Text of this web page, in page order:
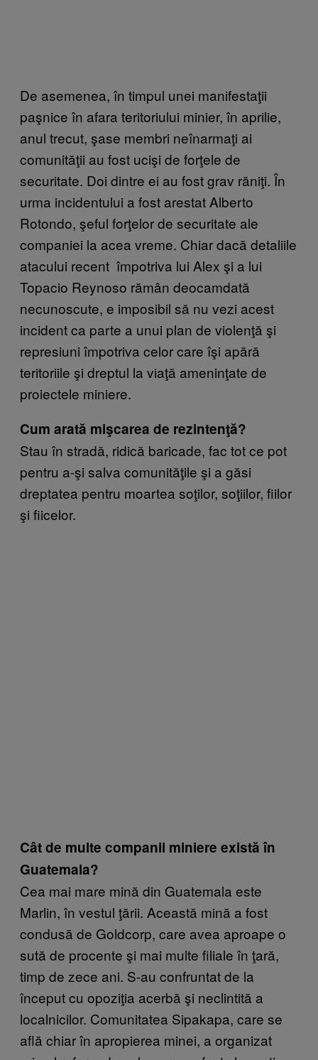
De asemenea, în timpul unei manifestaţii
paşnice în afara teritoriului minier, în aprilie,
anul trecut, şase membri neînarmaţi ai
comunităţii au fost ucişi de forţele de
securitate. Doi dintre ei au fost grav răniţi. În
urma incidentului a fost arestat Alberto
Rotondo, şeful forţelor de securitate ale
companiei la acea vreme. Chiar dacă detaliile
atacului recent împotriva lui Alex şi a lui
Topacio Reynoso rămân deocamdată
necunoscute, e imposibil să nu vezi acest
incident ca parte a unui plan de violenţă şi
represiuni împotriva celor care îşi apără
teritoriile şi dreptul la viaţă ameninţate de
proiectele miniere.
Cum arată mişcarea de rezintenţă?
Stau în stradă, ridică baricade, fac tot ce pot
pentru a-şi salva comunităţile şi a găsi
dreptatea pentru moartea soţilor, soţiilor, fiilor
şi fiicelor.
Cât de multe companii miniere există în
Guatemala?
Cea mai mare mină din Guatemala este
Marlin, în vestul ţării. Această mină a fost
condusă de Goldcorp, care avea aproape o
sută de procente şi mai multe filiale în ţară,
timp de zece ani. S-au confruntat de la
început cu opoziţia acerbă şi neclintită a
localnicilor. Comunitatea Sipakapa, care se
află chiar în apropierea minei, a organizat